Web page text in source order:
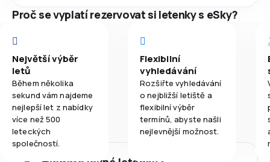
Proč se vyplatí rezervovat si letenky s eSky?
Největší výběr
letů
Během několika
sekund vám najdeme
nejlepší let z nabídky
více než 500
leteckých
společností.
Flexibilní
vyhledávání
Rozšiřte vyhledávání
o nejbližší letiště a
flexibilní výběr
termínů, abyste našli
nejlevnější možnost.